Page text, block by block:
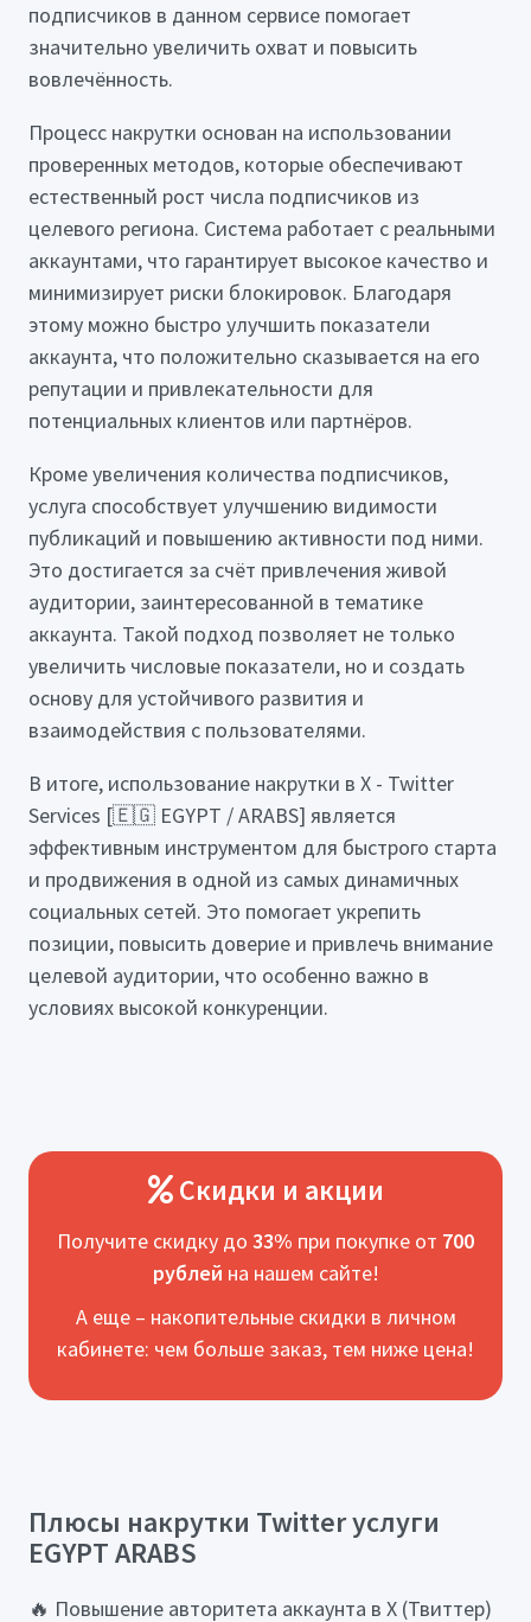
подписчиков в данном сервисе помогает
значительно увеличить охват и повысить
вовлечённость.
Процесс накрутки основан на использовании
проверенных методов, которые обеспечивают
естественный рост числа подписчиков из
целевого региона. Система работает с реальными
аккаунтами, что гарантирует высокое качество и
минимизирует риски блокировок. Благодаря
этому можно быстро улучшить показатели
аккаунта, что положительно сказывается на его
репутации и привлекательности для
потенциальных клиентов или партнёров.
Кроме увеличения количества подписчиков,
услуга способствует улучшению видимости
публикаций и повышению активности под ними.
Это достигается за счёт привлечения живой
аудитории, заинтересованной в тематике
аккаунта. Такой подход позволяет не только
увеличить числовые показатели, но и создать
основу для устойчивого развития и
взаимодействия с пользователями.
В итоге, использование накрутки в X - Twitter
Services [🇪🇬 EGYPT / ARABS] является
эффективным инструментом для быстрого старта
и продвижения в одной из самых динамичных
социальных сетей. Это помогает укрепить
позиции, повысить доверие и привлечь внимание
целевой аудитории, что особенно важно в
условиях высокой конкуренции.
Скидки и акции
Получите скидку до 33% при покупке от 700
рублей на нашем сайте!
А еще – накопительные скидки в личном
кабинете: чем больше заказ, тем ниже цена!
Плюсы накрутки Twitter услуги
EGYPT ARABS
🔥 Повышение авторитета аккаунта в X (Твиттер)